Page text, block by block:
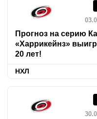
Прогноз на серию
«Харрикейнз»
20 лет!
НХЛ